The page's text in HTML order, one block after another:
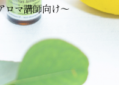
ロマ講師向け～